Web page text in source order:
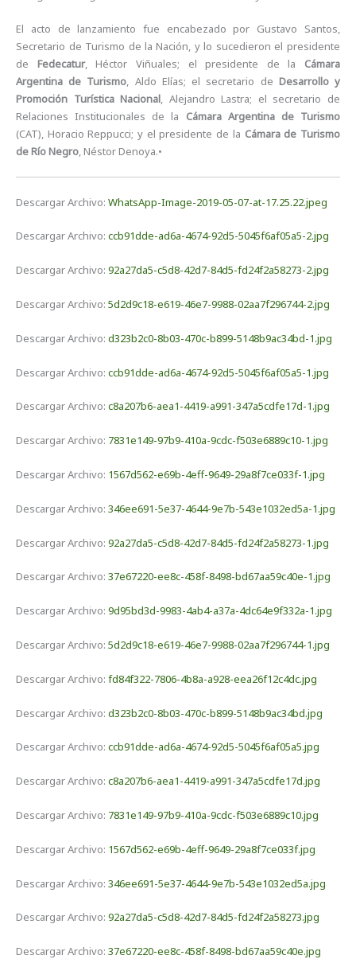
El acto de lanzamiento fue encabezado por Gustavo Santos,
Secretario de Turismo de la Nación, y lo sucedieron el presidente
de Fedecatur, Héctor Viñuales; el presidente de la Cámara
Argentina de Turismo, Aldo Elías; el secretario de Desarrollo y
Promoción Turística Nacional, Alejandro Lastra; el secretario de
Relaciones Institucionales de la Cámara Argentina de Turismo
(CAT), Horacio Reppucci; y el presidente de la Cámara de Turismo
de Río Negro, Néstor Denoya.•
Descargar Archivo:WhatsApp-Image-2019-05-07-at-17.25.22.jpeg
Descargar Archivo:ccb91dde-ad6a-4674-92d5-5045f6af05a5-2.jpg
Descargar Archivo:92a27da5-c5d8-42d7-84d5-fd24f2a58273-2.jpg
Descargar Archivo:5d2d9c18-e619-46e7-9988-02aa7f296744-2.jpg
Descargar Archivo:d323b2c0-8b03-470c-b899-5148b9ac34bd-1.jpg
Descargar Archivo:ccb91dde-ad6a-4674-92d5-5045f6af05a5-1.jpg
Descargar Archivo:c8a207b6-aea1-4419-a991-347a5cdfe17d-1.jpg
Descargar Archivo: 7831e149-97b9-410a-9cdc-f503e6889c10-1.jpg
Descargar Archivo: 1567d562-e69b-4eff-9649-29a8f7ce033f-1.jpg
Descargar Archivo:346ee691-5e37-4644-9e7b-543e1032ed5a-1.jpg
Descargar Archivo:92a27da5-c5d8-42d7-84d5-fd24f2a58273-1.jpg
Descargar Archivo:37e67220-ee8c-458f-8498-bd67aa59c40e-1.jpg
Descargar Archivo:9d95bd3d-9983-4ab4-a37a-4dc64e9f332a-1.jpg
Descargar Archivo:5d2d9c18-e619-46e7-9988-02aa7f296744-1.jpg
Descargar Archivo:fd84f322-7806-4b8a-a928-eea26f12c4dc.jpg
Descargar Archivo:d323b2c0-8b03-470c-b899-5148b9ac34bd.jpg
Descargar Archivo:ccb91dde-ad6a-4674-92d5-5045f6af05a5.jpg
Descargar Archivo:c8a207b6-aea1-4419-a991-347a5cdfe17d.jpg
Descargar Archivo: 7831e149-97b9-410a-9cdc-f503e6889c10.jpg
Descargar Archivo: 1567d562-e69b-4eff-9649-29a8f7ce033f.jpg
Descargar Archivo:346ee691-5e37-4644-9e7b-543e1032ed5a.jpg
Descargar Archivo:92a27da5-c5d8-42d7-84d5-fd24f2a58273.jpg
Descargar Archivo:37e67220-ee8c-458f-8498-bd67aa59c40e.jpg